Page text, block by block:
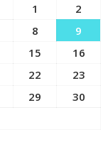
1
2
8
9
15
16
22
23
29
30